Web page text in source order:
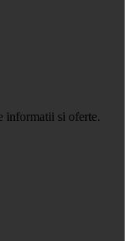
informatii si oferte.